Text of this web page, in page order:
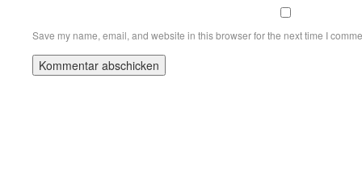
Save my name, email, and website in this browser for the next time I